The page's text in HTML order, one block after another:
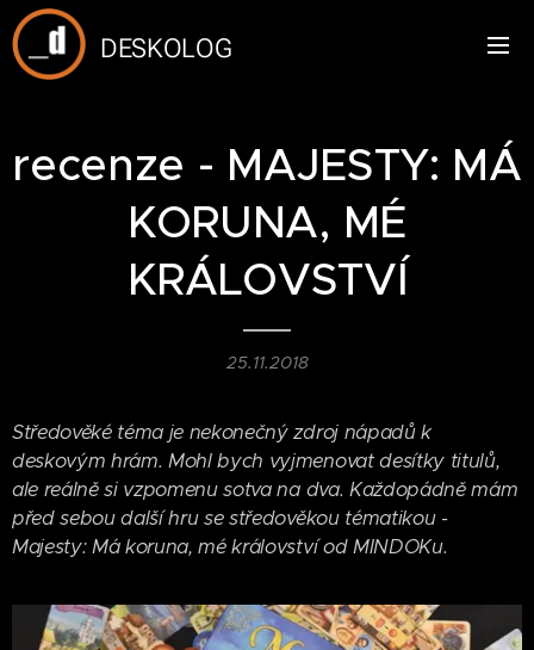
DESKOLOG
recenze - MAJESTY: MÁ
KORUNA, MÉ
KRÁLOVSTVÍ
25.11.2018
Středověké téma je nekonečný zdroj nápadů k
deskovým hrám. Mohl bych vyjmenovat desítky titulů,
ale reálně si vzpomenu sotva na dva. Každopádně mám
před sebou další hru se středověkou tématikou -
Majesty: Má koruna, mé království od MINDOKu.